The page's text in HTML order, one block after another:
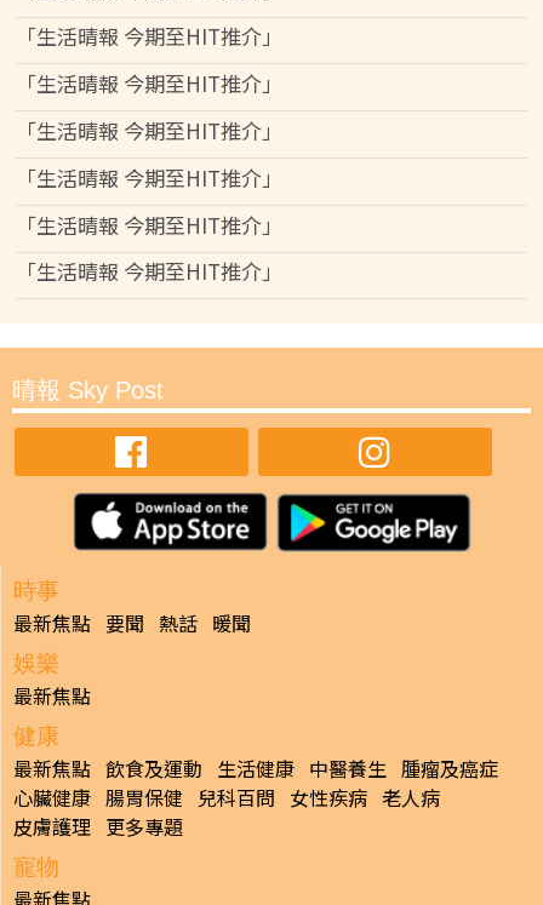
「生活晴報 今期至HIT推介」
「生活晴報 今期至HIT推介」
「生活晴報 今期至HIT推介」
「生活晴報 今期至HIT推介」
「生活晴報 今期至HIT推介」
「生活晴報 今期至HIT推介」
晴報 Sky Post
時事
最新焦點 要聞 熱話 暖聞
娛樂
最新焦點
健康
最新焦點 飲食及運動 生活健康 中醫養生 腫瘤及癌症
心臟健康 腸胃保健 兒科百問 女性疾病 老人病
皮膚護理 更多專題
寵物